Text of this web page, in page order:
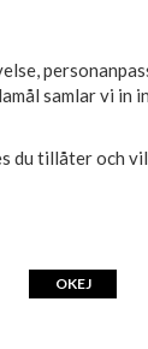
samlar vi in
du tillåter och
OKEJ